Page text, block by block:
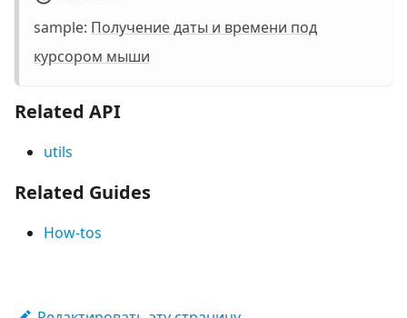
sample: Получение даты и времени под
курсором мыши
Related API
utils
Related Guides
How-tos